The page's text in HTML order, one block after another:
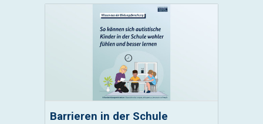
Barrieren in der Schule